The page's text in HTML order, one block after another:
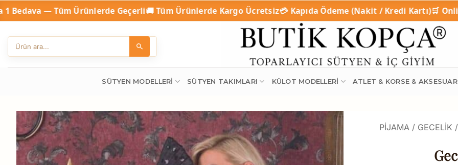
İçeriğe
atla
Geçerli🚚 Tüm Ürünlerde Kargo Ücretsiz💳 Kapıda Ödeme (Nakit / Kredi Kartı)🛒 Online Taksitli
SÜTYEN MODELLERI SÜTYEN TAKIMLARI KÜLOT MODELLERI ATLET & KORSE & AKSESUAR
PIJAMA / GECELIK